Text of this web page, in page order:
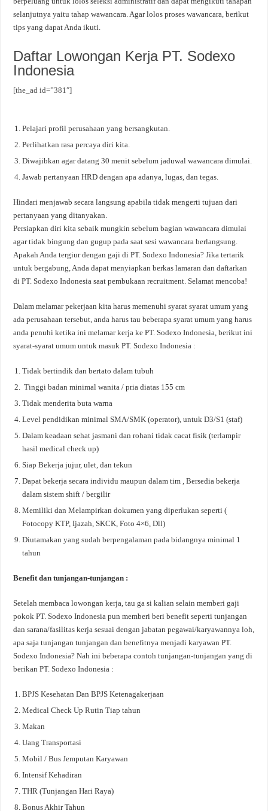
selanjutnya yaitu tahap wawancara. Agar lolos proses wawancara, berikut
tips yang dapat Anda ikuti.
Daftar Lowongan Kerja PT. Sodexo
Indonesia
[the_ad id=”381″]
Pelajari profil perusahaan yang bersangkutan.
Perlihatkan rasa percaya diri kita.
Diwajibkan agar datang 30 menit sebelum jaduwal wawancara dimulai.
Jawab pertanyaan HRD dengan apa adanya, lugas, dan tegas.
Hindari menjawab secara langsung apabila tidak mengerti tujuan dari
pertanyaan yang ditanyakan.
Persiapkan diri kita sebaik mungkin sebelum bagian wawancara dimulai
agar tidak bingung dan gugup pada saat sesi wawancara berlangsung.
Apakah Anda tergiur dengan gaji di PT. Sodexo Indonesia? Jika tertarik
untuk bergabung, Anda dapat menyiapkan berkas lamaran dan daftarkan
di PT. Sodexo Indonesia saat pembukaan recruitment. Selamat mencoba!
Dalam melamar pekerjaan kita harus memenuhi syarat syarat umum yang
ada perusahaan tersebut, anda harus tau beberapa syarat umum yang harus
anda penuhi ketika ini melamar kerja ke PT. Sodexo Indonesia, berikut ini
syarat-syarat umum untuk masuk PT. Sodexo Indonesia :
Tidak bertindik dan bertato dalam tubuh
Tinggi badan minimal wanita / pria diatas 155 cm
Tidak menderita buta warna
Level pendidikan minimal SMA/SMK (operator), untuk D3/S1 (staf)
Dalam keadaan sehat jasmani dan rohani tidak cacat fisik (terlampir
hasil medical check up)
Siap Bekerja jujur, ulet, dan tekun
Dapat bekerja secara individu maupun dalam tim , Bersedia bekerja
dalam sistem shift / bergilir
Memiliki dan Melampirkan dokumen yang diperlukan seperti (
Fotocopy KTP, Ijazah, SKCK, Foto 4×6, Dll)
Diutamakan yang sudah berpengalaman pada bidangnya minimal 1
tahun
Benefit dan tunjangan-tunjangan :
Setelah membaca lowongan kerja, tau ga si kalian selain memberi gaji
pokok PT. Sodexo Indonesia pun memberi beri benefit seperti tunjangan
dan sarana/fasilitas kerja sesuai dengan jabatan pegawai/karyawannya loh,
apa saja tunjangan tunjangan dan benefitnya menjadi karyawan PT.
Sodexo Indonesia? Nah ini beberapa contoh tunjangan-tunjangan yang di
berikan PT. Sodexo Indonesia :
BPJS Kesehatan Dan BPJS Ketenagakerjaan
Medical Check Up Rutin Tiap tahun
Makan
Uang Transportasi
Mobil / Bus Jemputan Karyawan
Intensif Kehadiran
THR (Tunjangan Hari Raya)
Bonus Akhir Tahun